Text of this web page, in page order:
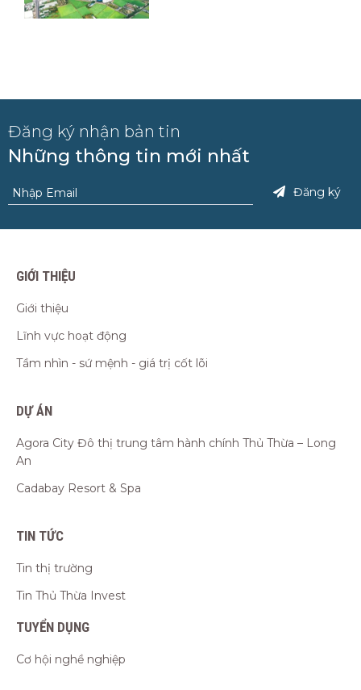
Đăng ký nhận bản tin
Những thông tin mới nhất
Đăng ký
GIỚI THIỆU
Giới thiệu
Lĩnh vực hoạt động
Tầm nhìn - sứ mệnh - giá trị cốt lõi
DỰ ÁN
Agora City Đô thị trung tâm hành chính Thủ Thừa – Long
An
Cadabay Resort & Spa
TIN TỨC
Tin thị trường
Tin Thủ Thừa Invest
TUYỂN DỤNG
Cơ hội nghề nghiệp